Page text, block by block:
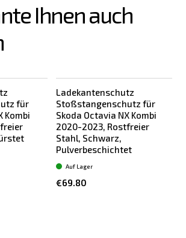
Ihnen auch
für
Kombi
Ladekantenschutz
Stoßstangenschutz für
Skoda Octavia NX Kombi
2020-2023, Rostfreier
Stahl, Schwarz,
Pulverbeschichtet
€69.80
Auf Lager